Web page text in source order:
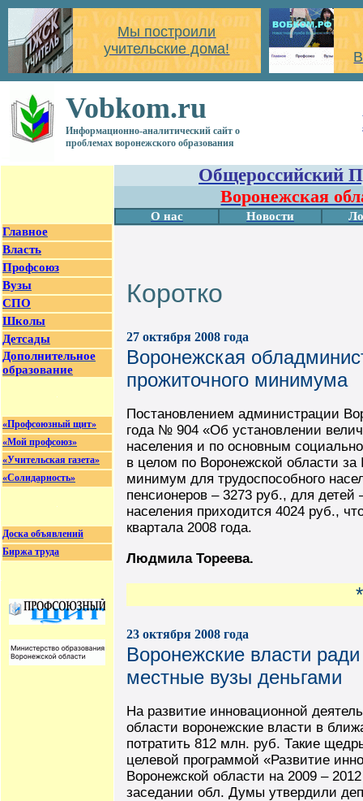
Мы построили
учительские дома!
Vobkom.ru
Информационно-аналитический сайт о
проблемах воронежского образования
Главное
Власть
Профсоюз
Вузы
СПО
Школы
Детсады
Дополнительное
образование
«Профсоюзный щит»
«Мой профсоюз»
«Учительская газета»
«Солидарность»
Доска объявлений
Биржа труда
Общероссийский
Воронежская
О нас Новости
Коротко
27 октября 2008 года
Воронежская
прожиточного минимума
Постановлением администрации
года № 904 «Об установлении
населения и по основным
в целом по Воронежской области
минимум для трудоспособного
пенсионеров – 3273 руб., для
населения приходится 4024 руб.,
квартала 2008 года.
Людмила Тореева.
23 октября 2008 года
Воронежские власти
местные вузы деньгами
На развитие инновационной
области воронежские власти в
потратить 812 млн. руб. Такие
целевой программой «Развитие
Воронежской области на 2009 –
заседании обл. Думы утвердили